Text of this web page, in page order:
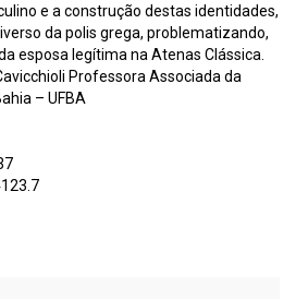
e a construção destas identidades,
da polis grega, problematizando,
esposa legítima na Atenas Clássica.
Professora Associada da
– UFBA